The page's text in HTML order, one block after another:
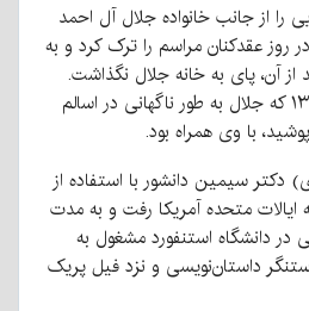
را از جانب خانواده جلال آل احمد
روز عقدکنان مراسم را ترک کرد و به
تا ۱۰ سال بعد از آن، پای به خانه جلال نگذاشت.
سیمین دانشور تا سال ۱۳۴۸ که جلال به طور ناگهانی در اسالم
با وی همراه بود.
(۱۹۵۱ میلادی) دکتر سیمین دانشور با استفاده از
متحده آمریکا رفت و به مدت
در دانشگاه استنفورد مشغول به
داستان‌نویسی و نزد فیل پریک